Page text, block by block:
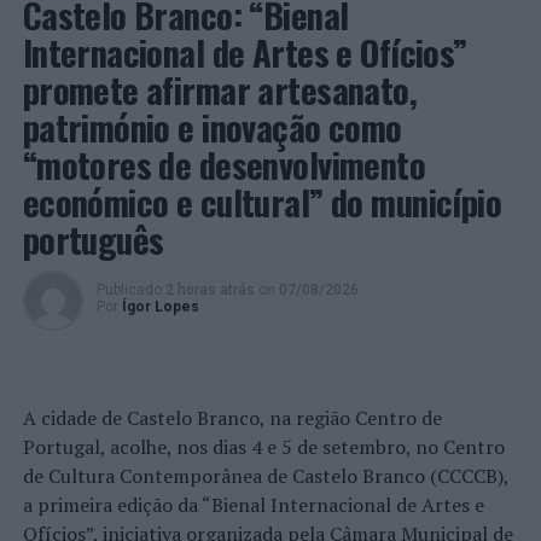
Ocorrências do Comando Metropolitano de Lisboa
NaDivisão de Segurança Aeroportuária, no dia 11 de
março, foi rececionada uma denúncia contra
desconhecidos, por, no dia 07 de março, por
esquecimento, a vítima ter deixado uma mochila
contendo no interior um Macbookjunto a uma porta de
embarque no Terminal 1 do aeroporto.
Feitas diversas diligências, veio a apurar-se que a
referida mochila foi recolhida por um funcionário de
consigo, no sentido de não a entregar como lhe era
exigido.
No dia 23 de março, após contacto com o suspeito, este
Castelo Branco: “Bienal
Internacional de Artes e Ofícios”
promete afirmar artesanato,
património e inovação como
“motores de desenvolvimento
económico e cultural” do município
português
Publicado 2 horas atrás on 07/08/2026
Por
Ígor Lopes
A cidade de Castelo Branco, na região Centro de
Portugal, acolhe, nos dias 4 e 5 de setembro, no Centro
de Cultura Contemporânea de Castelo Branco (CCCCB),
a primeira edição da “Bienal Internacional de Artes e
Ofícios”, iniciativa organizada pela Câmara Municipal de